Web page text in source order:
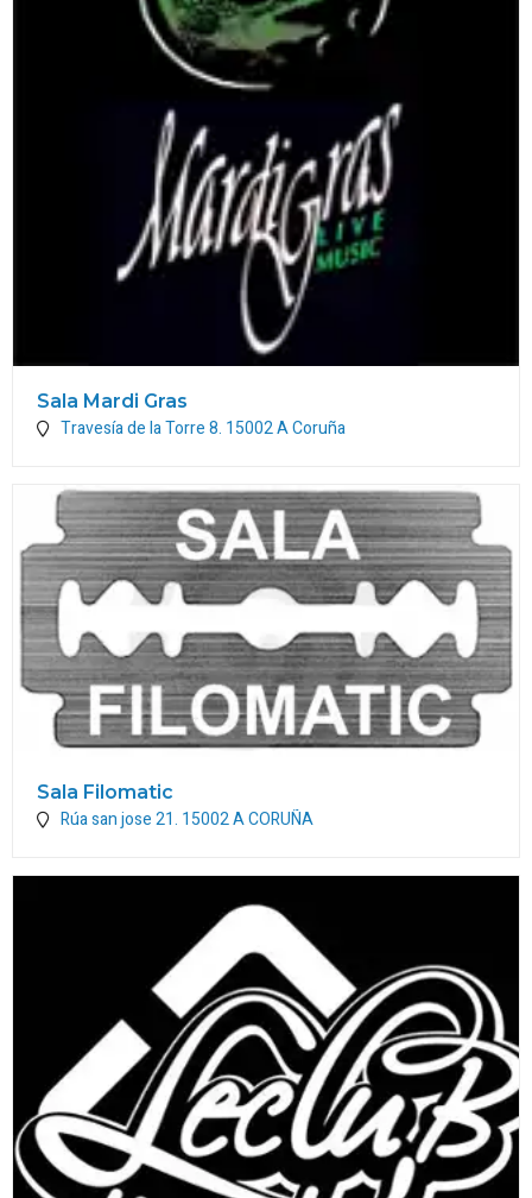
Sala Mardi Gras
Travesía de la Torre 8. 15002A Coruña
Sala Filomatic
Rúa san jose 21. 15002A CORUÑA